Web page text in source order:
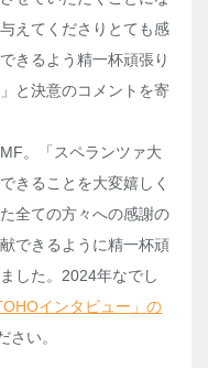
えてくださりとても感
きるよう精一杯頑張り
と決意のコメントを寄
。「スペランツァ大
きることを大変嬉しく
全ての方々への感謝の
できるように精一杯頑
した。2024年なでし
インタビュー」の
さい。